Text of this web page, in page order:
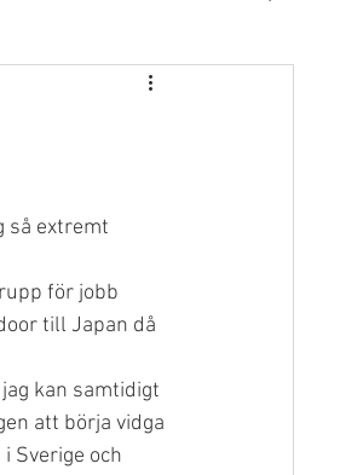
så extremt
för jobb
till Japan då
kan samtidigt
att börja vidga
Sverige och